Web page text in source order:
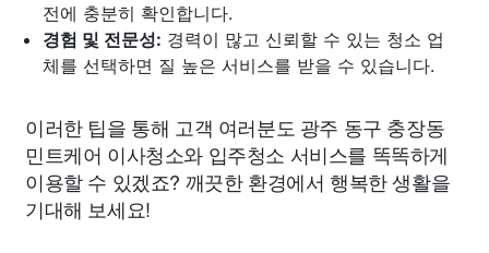
전에 충분히 확인합니다.
경험 및 전문성: 경력이 많고 신뢰할 수 있는 청소 업
체를 선택하면 질 높은 서비스를 받을 수 있습니다.
이러한 팁을 통해 고객 여러분도 광주 동구 충장동
민트케어 이사청소와 입주청소 서비스를 똑똑하게
이용할 수 있겠죠? 깨끗한 환경에서 행복한 생활을
기대해 보세요!